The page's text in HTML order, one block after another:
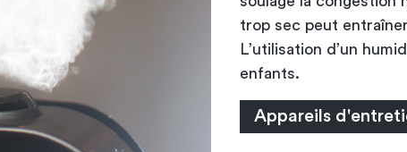
trop sec peut
L’utilisation d’un
enfants.
Appareils